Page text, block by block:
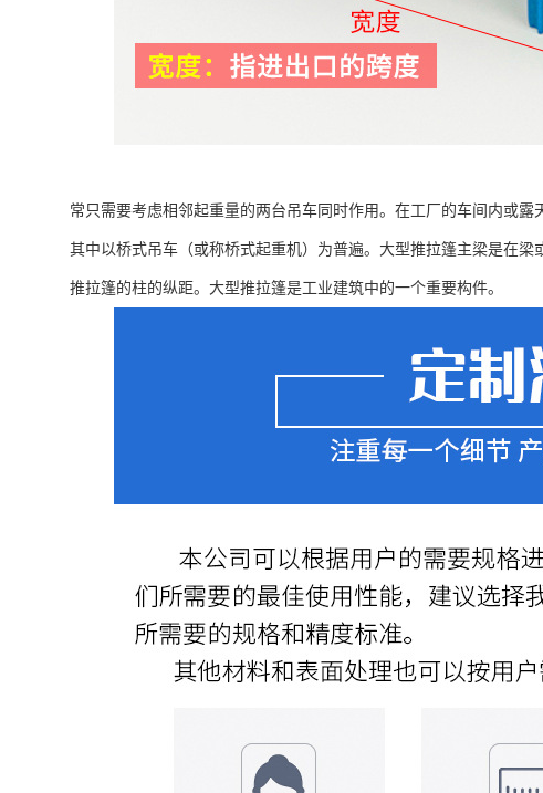
常只需要考虑相邻起重量的两台吊车同时作用。在工厂的车间内或
其中以桥式吊车（或称桥式起重机）为普遍。大型推拉篷主梁是在
推拉篷的柱的纵距。大型推拉篷是工业建筑中的一个重要构件。